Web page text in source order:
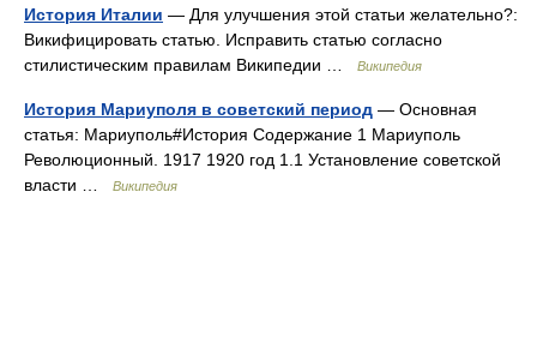
История Италии — Для улучшения этой статьи желательно?:
Викифицировать статью. Исправить статью согласно
стилистическим правилам Википедии …
Википедия
История Мариуполя в советский период — Основная
статья: Мариуполь#История Содержание 1 Мариуполь
Революционный. 1917 1920 год 1.1 Установление советской
власти …
Википедия